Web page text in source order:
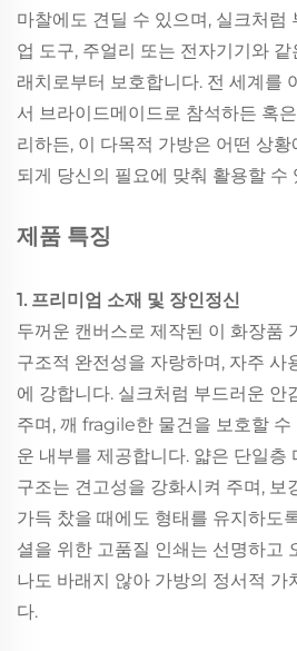
마찰에도 견딜 수 있으며, 실크처럼
업 도구, 주얼리 또는 전자기기와
래치로부터 보호합니다. 전 세계를
서 브라이드메이드로 참석하든 혹
리하든, 이 다목적 가방은 어떤 상
되게 당신의 필요에 맞춰 활용할 수
제품 특징
1. 프리미엄 소재 및 장인정신
두꺼운 캔버스로 제작된 이 화장품
구조적 완전성을 자랑하며, 자주 사
에 강합니다. 실크처럼 부드러운 안
주며, 깨 fragile한 물건을 보호할 수
운 내부를 제공합니다. 얇은 단일층
구조는 견고성을 강화시켜 주며, 보
가득 찼을 때에도 형태를 유지하도
셜을 위한 고품질 인쇄는 선명하고
나도 바래지 않아 가방의 정서적 가
다.